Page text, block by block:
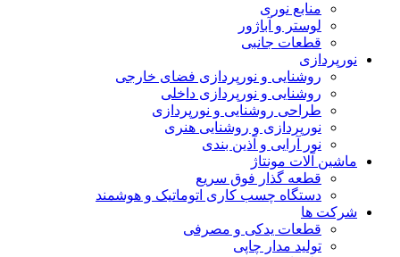
منابع نوری
لوستر و آباژور
قطعات جانبی
روشنایی و نورپردازی فضای خارجی
روشنایی و نورپردازی داخلی
طراحی روشنایی و نورپردازی
نورپردازی و روشنایی هنری
نور آرایی و آذین بندی
آلات مونتاژ
قطعه گذار فوق سریع
دستگاه چسب کاری اتوماتیک و هوشمند
ها
قطعات یدکی و مصرفی
تولید مدار چاپی